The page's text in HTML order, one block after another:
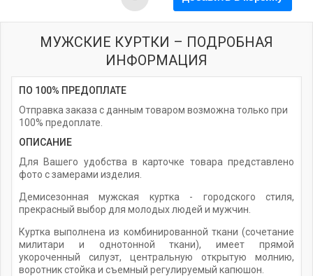
МУЖСКИЕ КУРТКИ – ПОДРОБНАЯ
ИНФОРМАЦИЯ
ПО 100% ПРЕДОПЛАТЕ
Отправка заказа с данным товаром возможна только при
100% предоплате.
ОПИСАНИЕ
Для Вашего удобства в карточке товара представлено
фото с замерами изделия.
Демисезонная мужская куртка - городского стиля,
прекрасный выбор для молодых людей и мужчин.
Куртка выполнена из комбинированной ткани (сочетание
милитари и однотонной ткани), имеет прямой
укороченный силуэт, центральную открытую молнию,
воротник стойка и съемный регулируемый капюшон.